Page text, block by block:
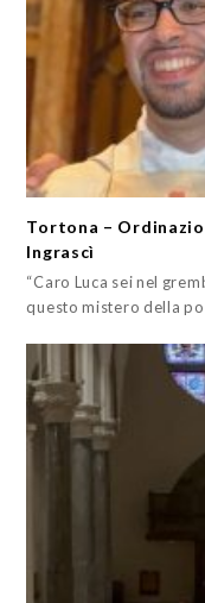
Tortona –
Ingrascì
“Caro Luca sei nel
questo mistero della